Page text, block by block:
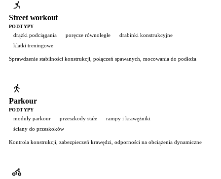
Street workout
PODTYPY
drążki podciągania poręcze równoległe
drabinki konstrukcyjne
klatki treningowe
Sprawdzenie stabilności konstrukcji, połączeń spawanych, mocowania do podłoża
Parkour
PODTYPY
moduły parkour przeszkody stałe
rampy i krawężniki
ściany do przeskoków
Kontrola konstrukcji, zabezpieczeń krawędzi, odporności na obciążenia dynamiczne